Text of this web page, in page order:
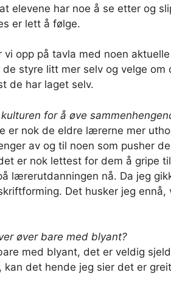
elevene har noe å se etter og
er lett å følge.
vi opp på tavla med noen
styre litt mer selv og velge
de har laget selv.
for å øve
er nok de eldre lærerne mer
av og til noen som pusher
er nok lettest for dem å gripe
lærerutdanningen nå. Da jeg
Det husker jeg
øver bare med blyant?
med blyant, det er veldig
kan det hende jeg sier det er